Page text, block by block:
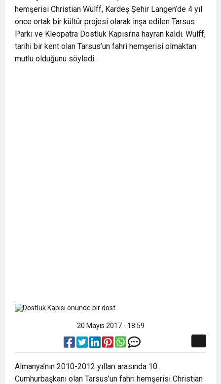
0:12 Nar suyunun antioksidan seviyesi yeşil çaydan
daha yüksek
0:07 DİTİB kurucularından Abdullah Uzunalioğlu‘nun
hemşerisi Christian Wulff, Kardeş Şehir Langen’de 4 yıl
önce ortak bir kültür projesi olarak inşa edilen Tarsus
Parkı ve Kleopatra Dostluk Kapısı’na hayran kaldı. Wulff,
tarihi bir kent olan Tarsus’un fahri hemşerisi olmaktan
mutlu olduğunu söyledi.
20 Mayıs 2017 - 18:59
Almanya’nın 2010-2012 yılları arasında 10.
Cumhurbaşkanı olan Tarsus’un fahri hemşerisi Christian